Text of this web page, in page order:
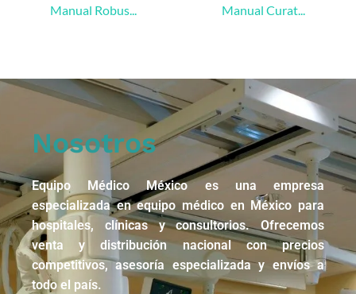
Manual Robus...
Manual Curat...
Nosotros
Equipo Médico México es una empresa
especializada en equipo médico en México para
hospitales, clínicas y consultorios. Ofrecemos
venta y distribución nacional con precios
competitivos, asesoría especializada y envíos a
todo el país.